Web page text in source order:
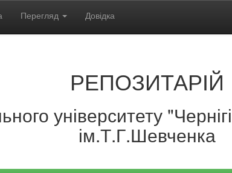
Перегляд Довідка
РЕПОЗИТАРІЙ
університету
ім.Т.Г.Шевченка